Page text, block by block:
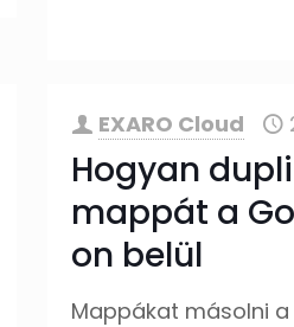
EXARO Cloud
Hogyan
mappát a
on belül
Mappákat másolni